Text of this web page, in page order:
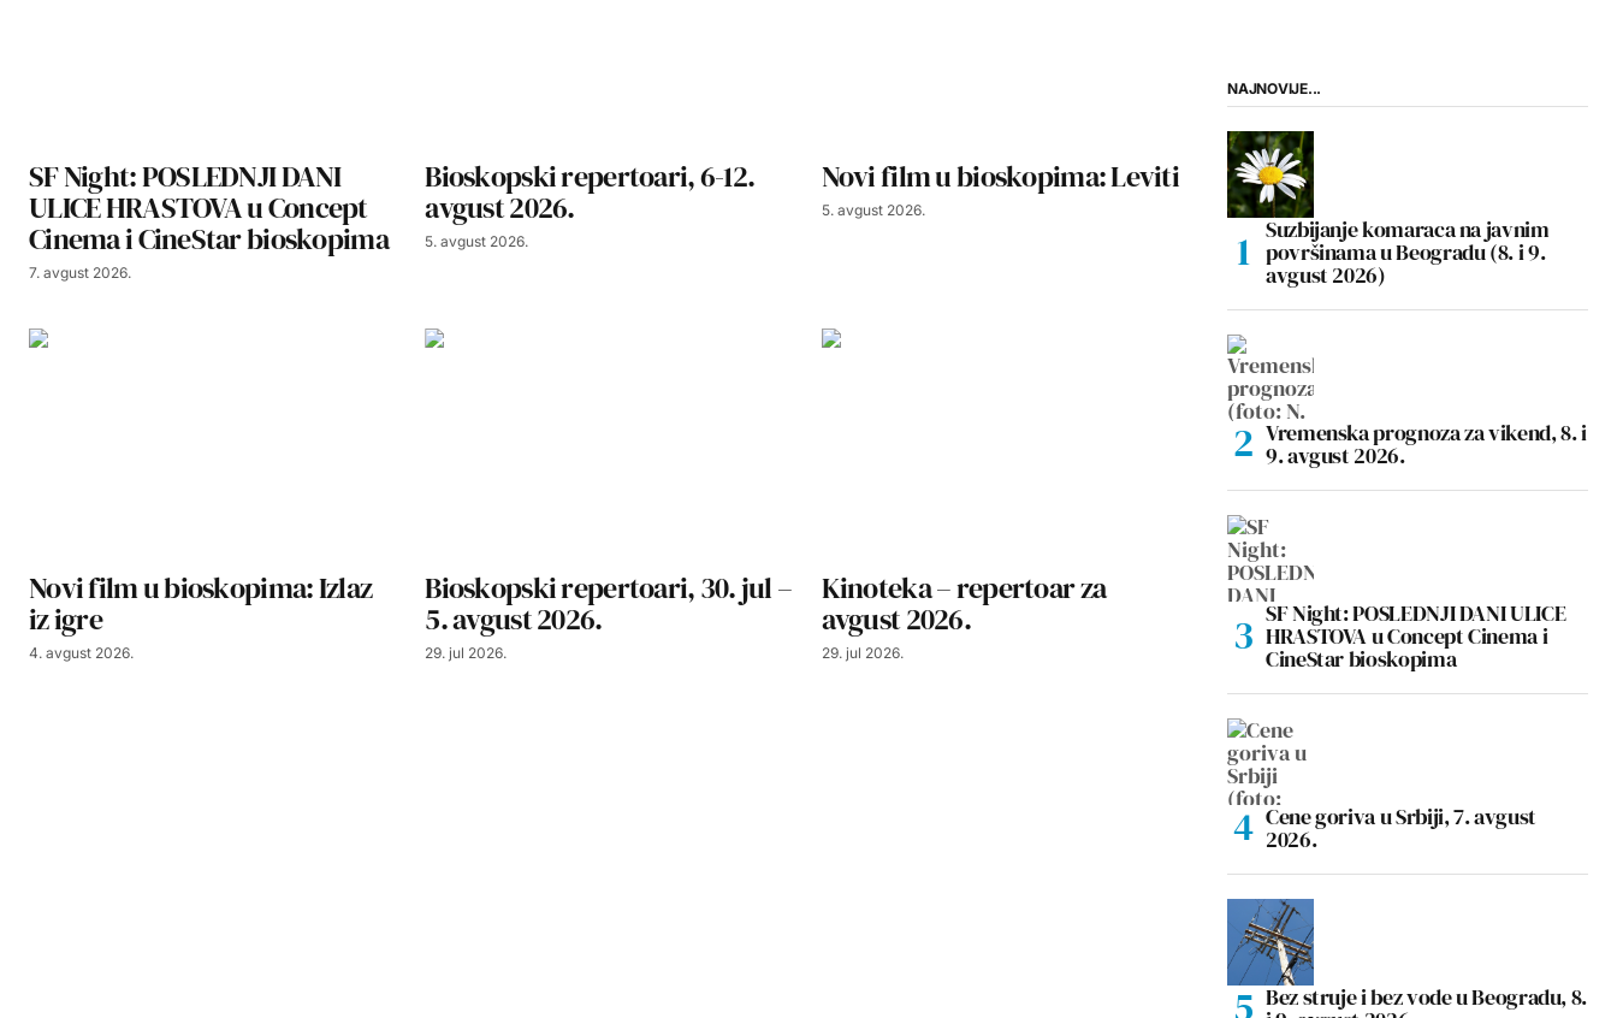
SF Night: POSLEDNJI DANI
ULICE HRASTOVA u Concept
Cinema i CineStar bioskopima
7. avgust 2026.
Bioskopski repertoari, 6-12.
avgust 2026.
5. avgust 2026.
Novi film u bioskopima: Leviti
5. avgust 2026.
Novi film u bioskopima: Izlaz
iz igre
4. avgust 2026.
Bioskopski repertoari, 30. jul –
5. avgust 2026.
29. jul 2026.
Kinoteka – repertoar za
avgust 2026.
29. jul 2026.
NAJNOVIJE...
Suzbijanje komaraca na javnim
površinama u Beogradu (8. i 9.
avgust 2026)
Vremenska prognoza za vikend, 8. i
9. avgust 2026.
SF Night: POSLEDNJI DANI ULICE
HRASTOVA u Concept Cinema i
CineStar bioskopima
Cene goriva u Srbiji, 7. avgust
2026.
Bez struje i bez vode u Beogradu, 8.